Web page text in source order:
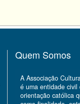
Quem Somos
A Associação
é uma entidade civil
orientação católica